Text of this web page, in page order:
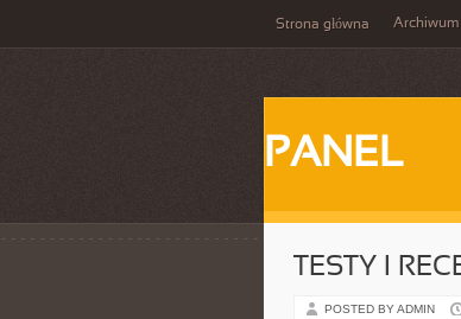
Strona główna Archiwum
PANEL
TESTY I
POSTED BY ADMIN